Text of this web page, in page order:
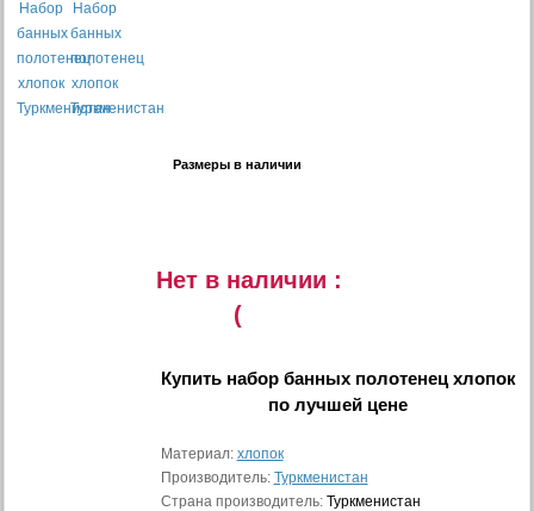
Размеры в наличии
Нет в наличии :
(
Купить набор банных полотенец хлопок
по лучшей цене
Материал: хлопок
Производитель: Туркменистан
Страна производитель: Туркменистан